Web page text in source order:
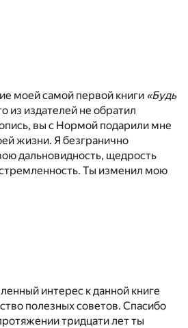
моей самой первой книги «Будь
из издателей не обратил
вы с Нормой подарили мне
жизни. Я безгранично
дальновидность, щедрость
Ты изменил мою
интерес к данной книге
полезных советов. Спасибо
тридцати лет ты